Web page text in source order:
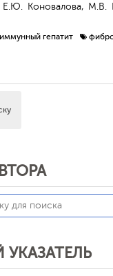
Е.Ю. Коновалова, М.В.
гепатит